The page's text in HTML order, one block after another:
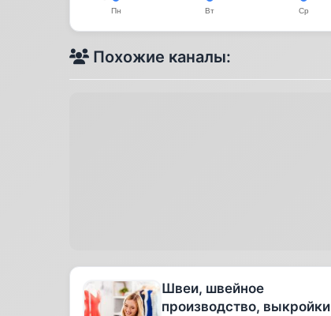
Похожие каналы:
Швеи, швейное
производство, выкройки |